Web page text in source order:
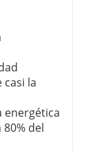
casi la
energética
del